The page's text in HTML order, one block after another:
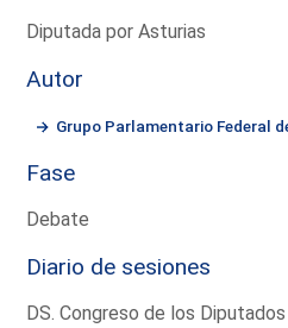
Diputada por Asturias
Autor
Grupo Parlamentario Federal
Fase
Debate
Diario de sesiones
DS. Congreso de los